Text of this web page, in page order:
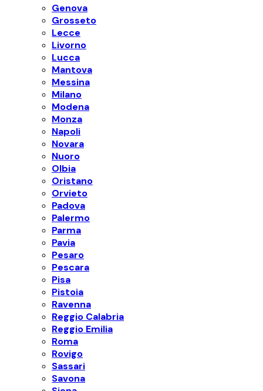
Genova
Grosseto
Lecce
Livorno
Lucca
Mantova
Messina
Milano
Modena
Monza
Napoli
Novara
Nuoro
Olbia
Oristano
Orvieto
Padova
Palermo
Parma
Pavia
Pesaro
Pescara
Pisa
Pistoia
Ravenna
Reggio Calabria
Reggio Emilia
Roma
Rovigo
Sassari
Savona